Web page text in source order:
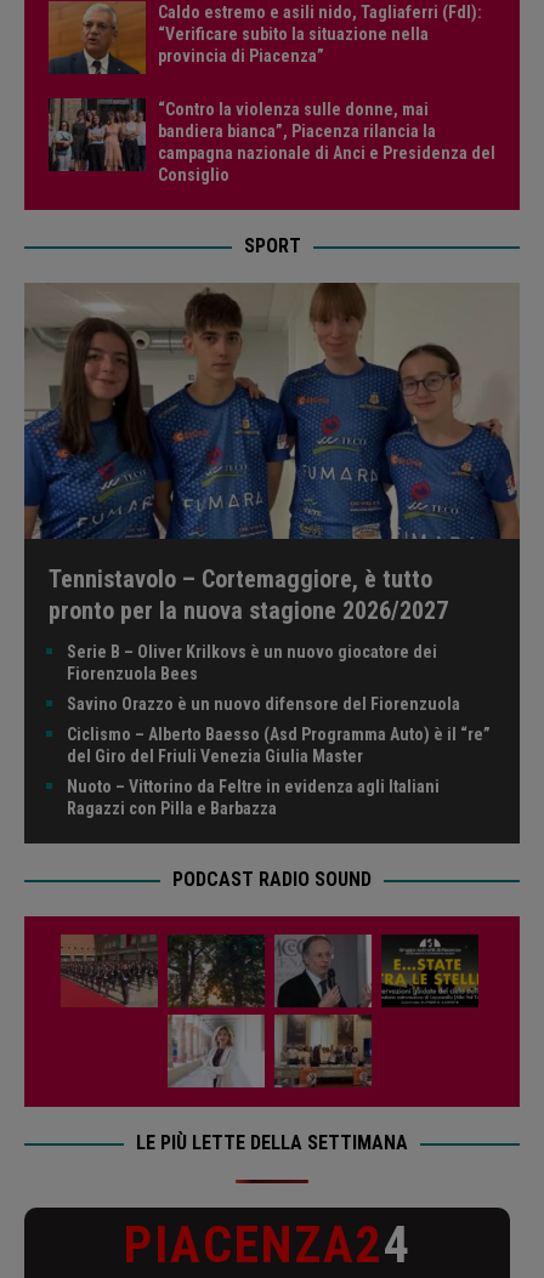
Caldo estremo e asili nido, Tagliaferri (FdI):
“Verificare subito la situazione nella
provincia di Piacenza”
“Contro la violenza sulle donne, mai
bandiera bianca”, Piacenza rilancia la
campagna nazionale di Anci e Presidenza del
Consiglio
SPORT
Tennistavolo – Cortemaggiore, è tutto
pronto per la nuova stagione 2026/2027
Serie B – Oliver Krilkovs è un nuovo giocatore dei
Fiorenzuola Bees
Savino Orazzo è un nuovo difensore del Fiorenzuola
Ciclismo – Alberto Baesso (Asd Programma Auto) è il “re”
del Giro del Friuli Venezia Giulia Master
Nuoto – Vittorino da Feltre in evidenza agli Italiani
Ragazzi con Pilla e Barbazza
PODCAST RADIO SOUND
LE PIÙ LETTE DELLA SETTIMANA
PIACENZA24